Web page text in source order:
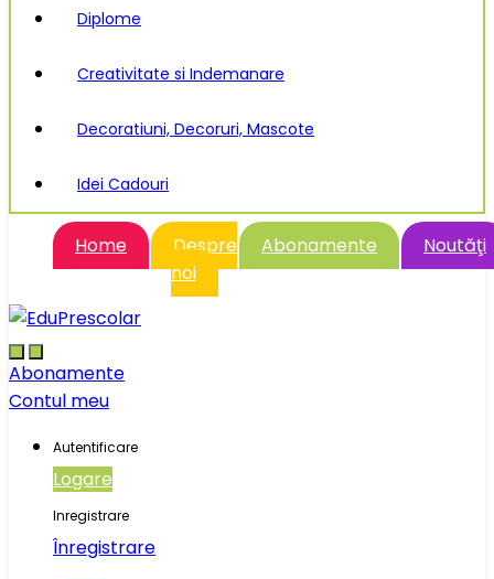
Diplome
Creativitate si Indemanare
Decoratiuni, Decoruri, Mascote
Idei Cadouri
Home
Despre
noi
Abonamente Noutăţi
Abonamente
Contul meu
Autentificare
Logare
Inregistrare
Înregistrare